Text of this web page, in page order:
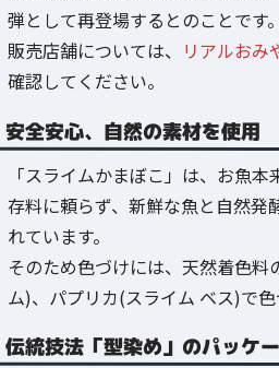
弾として再登場するとのことです。
販売店舗については、 リアルお
確認してください。
安全安心、自然の素材を使用
「スライムかまぼこ」は、お魚
存料に頼らず、新鮮な魚と自然発
れています。
そのため色づけには、天然着色料
ム)、パプリカ(スライム ベス)で色
伝統技法「型染め」のパッケ